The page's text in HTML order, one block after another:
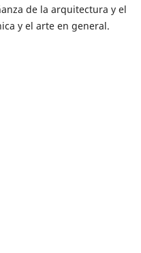
de la arquitectura y el
y el arte en general.